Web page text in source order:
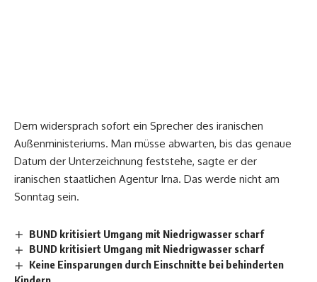
Dem widersprach sofort ein Sprecher des iranischen
Außenministeriums. Man müsse abwarten, bis das genaue
Datum der Unterzeichnung feststehe, sagte er der
iranischen staatlichen Agentur Irna. Das werde nicht am
Sonntag sein.
BUND kritisiert Umgang mit Niedrigwasser scharf
BUND kritisiert Umgang mit Niedrigwasser scharf
Keine Einsparungen durch Einschnitte bei behinderten